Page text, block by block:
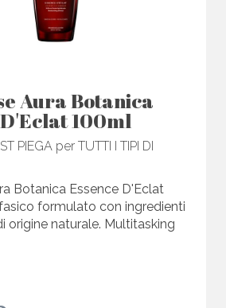
Aura Botanica
100ml
PIEGA per TUTTI I TIPI DI
Botanica Essence D'Eclat
formulato con ingredienti
origine naturale. Multitasking